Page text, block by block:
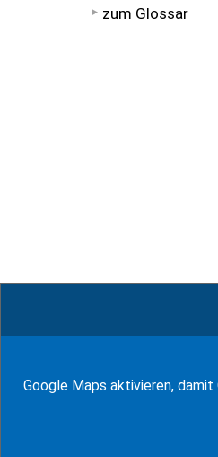
zum Glossar
Google Maps aktivieren,